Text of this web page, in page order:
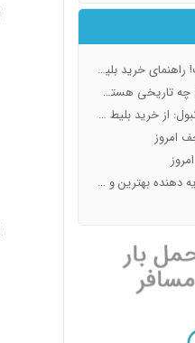
بلک فرایدی استانبول چه تاریخی هستش ؟ When is Black Friday
راهنمای سفر به استانبول: از خرید بلیط ارزان تا بهترین هتل‌ها و جاذبه‌ها
امروز
سیستمی